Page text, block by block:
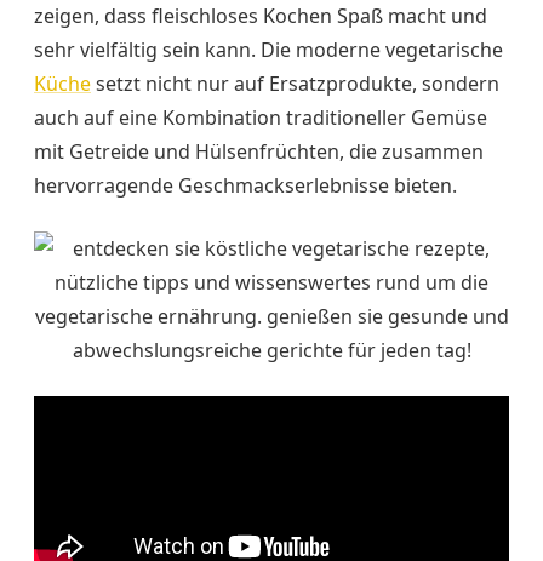
zeigen, dass fleischloses Kochen Spaß macht und
sehr vielfältig sein kann. Die moderne vegetarische
Küchesetzt nicht nur auf Ersatzprodukte, sondern
auch auf eine Kombination traditioneller Gemüse
mit Getreide und Hülsenfrüchten, die zusammen
hervorragende Geschmackserlebnisse bieten.